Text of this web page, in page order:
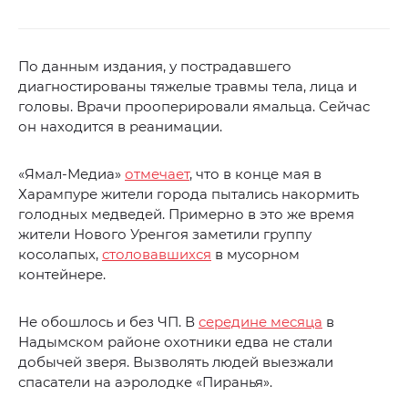
По данным издания, у пострадавшего
диагностированы тяжелые травмы тела, лица и
головы. Врачи прооперировали ямальца. Сейчас
он находится в реанимации.
«Ямал-Медиа» отмечает, что в конце мая в
Харампуре жители города пытались накормить
голодных медведей. Примерно в это же время
жители Нового Уренгоя заметили группу
косолапых, столовавшихся в мусорном
контейнере.
Не обошлось и без ЧП. В середине месяца в
Надымском районе охотники едва не стали
добычей зверя. Вызволять людей выезжали
спасатели на аэролодке «Пиранья».